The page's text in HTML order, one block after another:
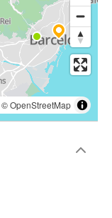
©OpenStreetMap